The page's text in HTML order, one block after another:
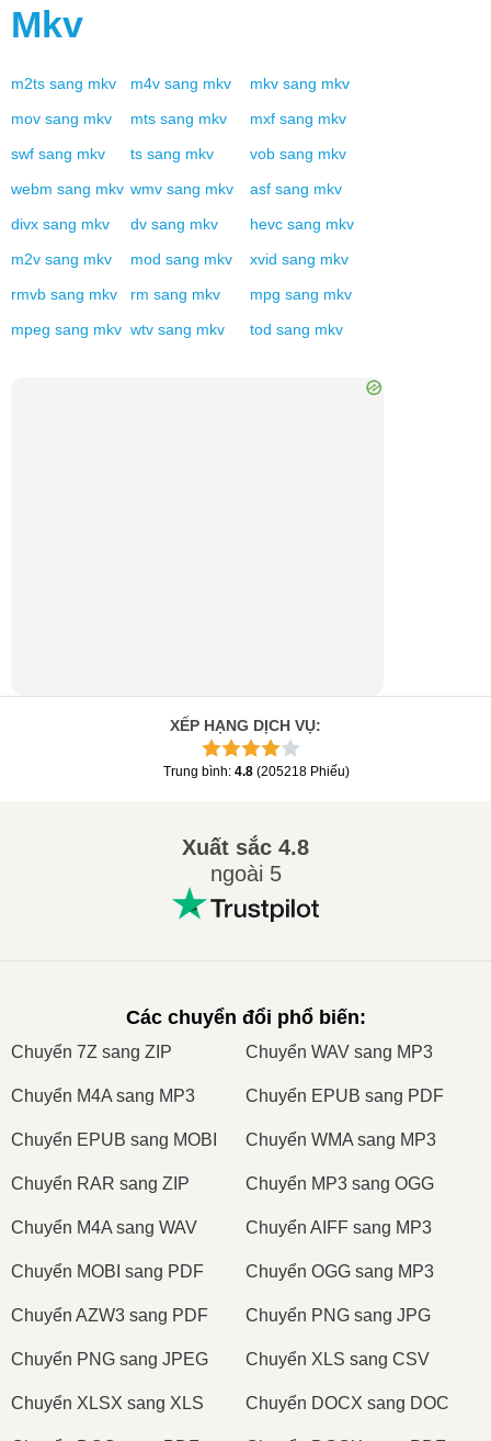
Mkv
m2ts sang mkv m4v sang mkv mkv sang mkv
mov sang mkv mts sang mkv mxf sang mkv
swf sang mkv ts sang mkv vob sang mkv
webm sang mkv wmv sang mkv asf sang mkv
divx sang mkv dv sang mkv hevc sang mkv
m2v sang mkv mod sang mkv xvid sang mkv
rmvb sang mkv rm sang mkv mpg sang mkv
mpeg sang mkv wtv sang mkv tod sang mkv
XẾP HẠNG DỊCH VỤ:
Trung bình: 4.8 (205218 Phiếu)
Xuất sắc 4.8
ngoài 5
Các chuyển đổi phổ biến:
Сhuyển 7Z sang ZIP Сhuyển WAV sang MP3
Сhuyển M4A sang MP3 Сhuyển EPUB sang PDF
Сhuyển EPUB sang MOBI Сhuyển WMA sang MP3
Сhuyển RAR sang ZIP Сhuyển MP3 sang OGG
Сhuyển M4A sang WAV Сhuyển AIFF sang MP3
Сhuyển MOBI sang PDF Сhuyển OGG sang MP3
Сhuyển AZW3 sang PDF Сhuyển PNG sang JPG
Сhuyển PNG sang JPEG Сhuyển XLS sang CSV
Сhuyển XLSX sang XLS Сhuyển DOCX sang DOC